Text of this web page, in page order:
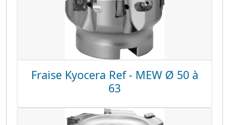
Fraise Kyocera Ref - MEW Ø 50 à
63